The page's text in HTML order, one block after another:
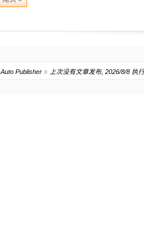
Auto Publisher ○ 上次没有文章发布, 2026/8/8 执